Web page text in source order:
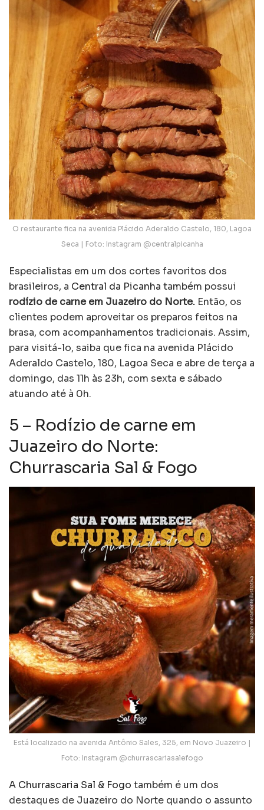
O restaurante fica na avenida Plácido Aderaldo Castelo, 180, Lagoa
Seca | Foto: Instagram @centralpicanha
Especialistas em um dos cortes favoritos dos
brasileiros, a Central da Picanha também possui
rodízio de carne em Juazeiro do Norte. Então, os
clientes podem aproveitar os preparos feitos na
brasa, com acompanhamentos tradicionais. Assim,
para visitá-lo, saiba que fica na avenida Plácido
Aderaldo Castelo, 180, Lagoa Seca e abre de terça a
domingo, das 11h às 23h, com sexta e sábado
atuando até à 0h.
5 – Rodízio de carne em
Juazeiro do Norte:
Churrascaria Sal & Fogo
Está localizado na avenida Antônio Sales, 325, em Novo Juazeiro |
Foto: Instagram @churrascariasalefogo
A Churrascaria Sal & Fogo também é um dos
destaques de Juazeiro do Norte quando o assunto